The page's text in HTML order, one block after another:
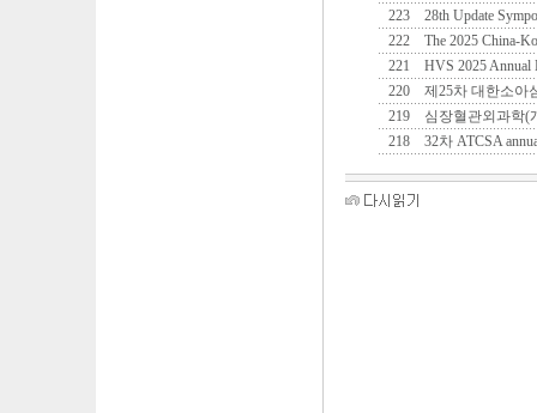
223
28th Update
222
The 2025 China-
221
HVS 2025 Annual
220
제25차 대한소아
219
심장혈관외과학(
218
32차 ATCSA